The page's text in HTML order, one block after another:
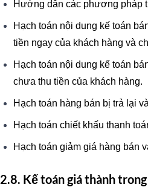
Hướng dẫn các phương pháp
Hạch toán nội dung kế toán
tiền ngay của khách hàng và
Hạch toán nội dung kế toán
chưa thu tiền của khách hàng.
Hạch toán hàng bán bị trả lại
Hạch toán chiết khấu thanh
Hạch toán giảm giá hàng bán
2.8. Kế toán giá thành